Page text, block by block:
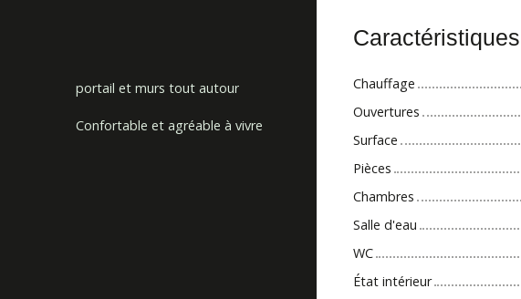
portail et murs tout autour
Confortable et agréable à vivre
Chauffage
Ouvertures
Surface
Pièces
Chambres
Salle d'eau
WC
État intérieur